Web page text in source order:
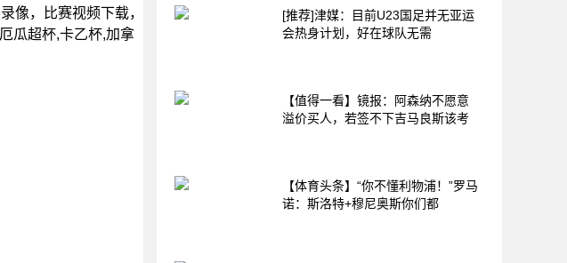
像，比赛视频下载，
瓜超杯,卡乙杯,加拿
[推荐]津媒：目前U23国足并无亚运
会热身计划，好在球队无需
【值得一看】镜报：阿森纳不愿意
溢价买人，若签不下吉马良斯该考
【体育头条】“你不懂利物浦！”罗马
诺：斯洛特+穆尼奥斯你们都